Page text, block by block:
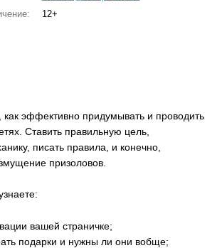
12+
эффективно придумывать и проводить
Ставить правильную цель,
писать правила, и конечно,
призоловов.
вашей страничке;
подарки и нужны ли они вобще;